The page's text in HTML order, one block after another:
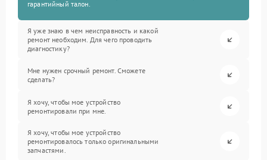
гарантийный талон.
Я уже знаю в чем неисправность и какой
ремонт необходим. Для чего проводить
диагностику?
Мне нужен срочный ремонт. Сможете
сделать?
Я хочу, чтобы мое устройство
ремонтировали при мне.
Я хочу, чтобы мое устройство
ремонтировалось только оригинальными
запчастями.